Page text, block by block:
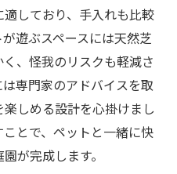
しており、手入れも比較
遊ぶスペースには天然芝
、怪我のリスクも軽減さ
専門家のアドバイスを取
しめる設計を心掛けまし
とで、ペットと一緒に快
が完成します。